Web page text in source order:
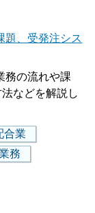
題、受発注シス
務の流れや課
などを解説し
合業
務